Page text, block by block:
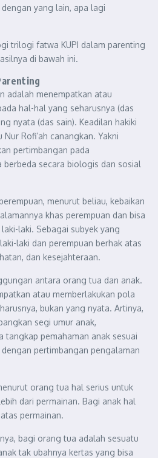
yang lain, apa lagi
trilogi fatwa KUPI dalam parenting
di bawah ini.
adalah menempatkan atau
hal-hal yang seharusnya (das
nyata (das sain). Keadilan hakiki
Rofi’ah canangkan. Yakni
pertimbangan pada
berbeda secara biologis dan sosial
menurut beliau, kebaikan
khas perempuan dan bisa
laki. Sebagai subyek yang
laki dan perempuan berhak atas
dan kesejahteraan.
antara orang tua dan anak.
atau memberlakukan pola
bukan yang nyata. Artinya,
segi umur anak,
tangkap pemahaman anak sesuai
pertimbangan pengalaman
orang tua hal serius untuk
dari permainan. Bagi anak hal
permainan.
bagi orang tua adalah sesuatu
tak ubahnya kertas yang bisa